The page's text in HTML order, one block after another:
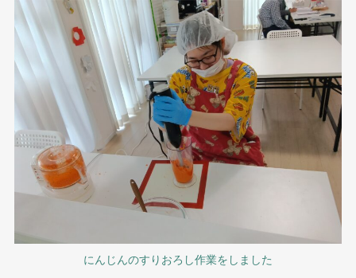
にんじんのすりおろし作業をしました